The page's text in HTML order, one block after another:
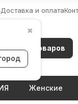
✖
Доставка и оплата
Каталог товаров
Женские